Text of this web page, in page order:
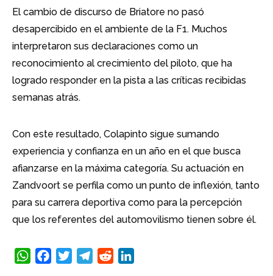
El cambio de discurso de Briatore no pasó
desapercibido en el ambiente de la F1. Muchos
interpretaron sus declaraciones como un
reconocimiento al crecimiento del piloto, que ha
logrado responder en la pista a las críticas recibidas
semanas atrás.
Con este resultado, Colapinto sigue sumando
experiencia y confianza en un año en el que busca
afianzarse en la máxima categoría. Su actuación en
Zandvoort se perfila como un punto de inflexión, tanto
para su carrera deportiva como para la percepción
que los referentes del automovilismo tienen sobre él.
WhatsAppFacebookTwitterTelegram
Reddit